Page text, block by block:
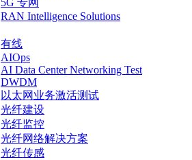
5G 专网
RAN Intelligence Solutions
有线
AIOps
AI Data Center Networking Test
DWDM
以太网业务激活测试
光纤建设
光纤监控
光纤网络解决方案
光纤传感